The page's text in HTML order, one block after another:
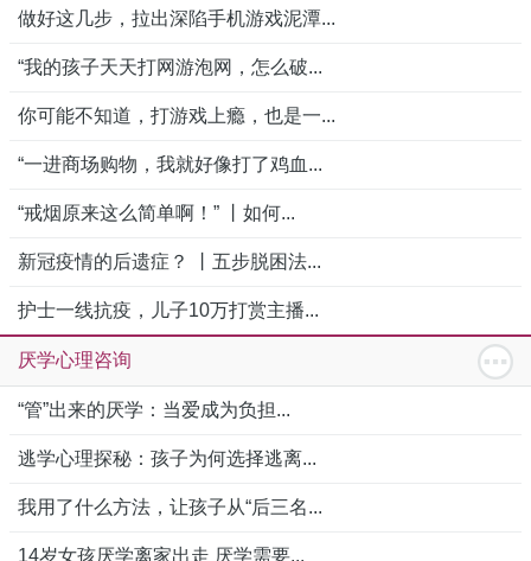
做好这几步，拉出深陷手机游戏泥潭...
“我的孩子天天打网游泡网，怎么破...
你可能不知道，打游戏上瘾，也是一...
“一进商场购物，我就好像打了鸡血...
“戒烟原来这么简单啊！” 丨如何...
新冠疫情的后遗症？ 丨五步脱困法...
护士一线抗疫，儿子10万打赏主播...
厌学心理咨询
“管”出来的厌学：当爱成为负担...
逃学心理探秘：孩子为何选择逃离...
我用了什么方法，让孩子从“后三名...
14岁女孩厌学离家出走 厌学需要...